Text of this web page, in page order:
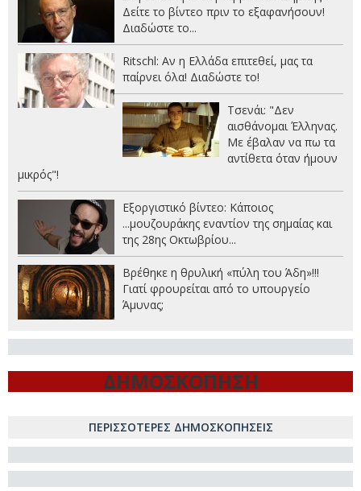
Δείτε το βίντεο πριν το εξαφανήσουν!
Διαδώστε το...
Ritschl: Αν η Ελλάδα επιτεθεί, μας τα
παίρνει όλα! Διαδώστε το!
Τσενάι: "Δεν
αισθάνομαι Έλληνας.
Με έβαλαν να πω τα
αντίθετα όταν ήμουν
μικρός"!
Εξοργιστικό βίντεο: Κάποιος
...μουζουράκης εναντίον της σημαίας και
της 28ης Οκτωβρίου...
Βρέθηκε η θρυλική «πύλη του Άδη»!!!
Γιατί φρουρείται από το υπουργείο
Άμυνας;
ΔΗΜΟΣΚΟΠΗΣΗ
ΠΕΡΙΣΣΟΤΕΡΕΣ ΔΗΜΟΣΚΟΠΗΣΕΙΣ